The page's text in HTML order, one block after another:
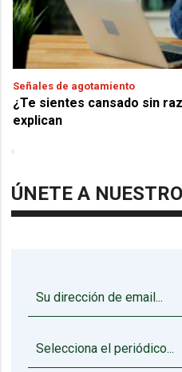
Señales de agotamiento
¿Te sientes cansado sin
explican
ÚNETE A